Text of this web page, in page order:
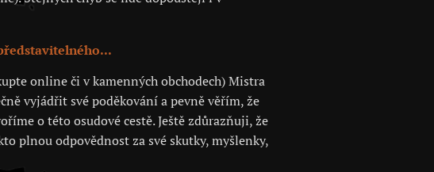
online či v kamenných obchodech) Mistra
vyjádřit své poděkování a pevně věřím, že
o této osudové cestě. Ještě zdůrazňuji, že
plnou odpovědnost za své skutky, myšlenky,